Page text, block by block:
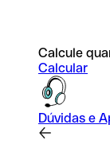
Calcule
Calcular
Dúvidas e